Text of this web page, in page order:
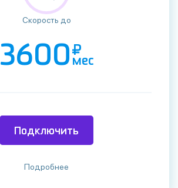
Скорость до
3600 мес
Подключить
Подробнее